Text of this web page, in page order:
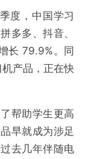
度，中国学习
多多、抖音、
长 79.9%。同
产品，正在快
帮助学生更高
早就成为涉足
去几年伴随电